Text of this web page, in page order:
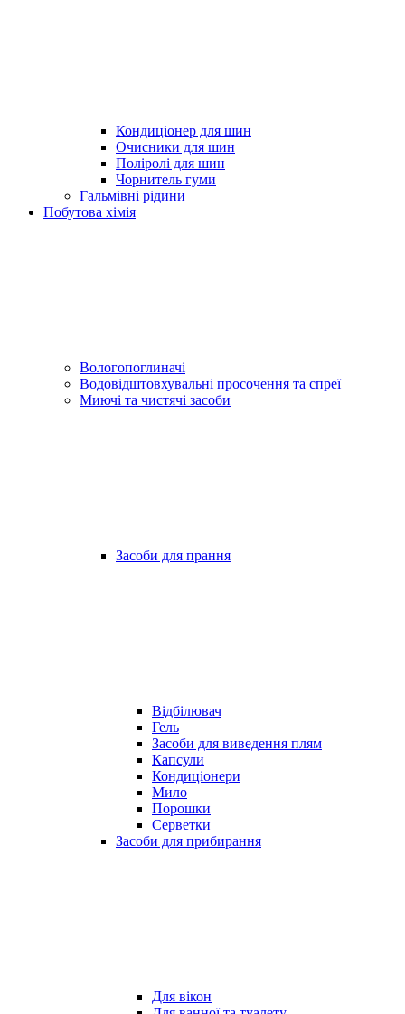
Кондиціонер для шин
Очисники для шин
Поліролі для шин
Чорнитель гуми
Гальмівні рідини
Побутова хімія
Вологопоглиначі
Водовідштовхувальні просочення та спреї
Миючі та чистячі засоби
Засоби для прання
Відбілювач
Гель
Засоби для виведення плям
Капсули
Кондиціонери
Мило
Порошки
Серветки
Засоби для прибирання
Для вікон